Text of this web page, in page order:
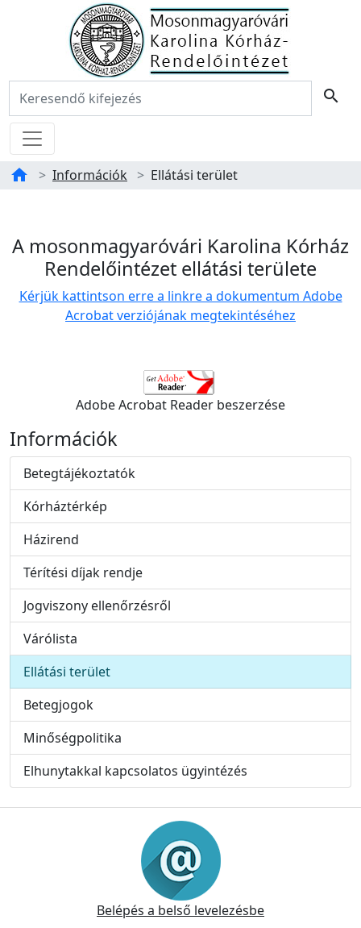
Főoldal
Keresés: search
Menü
home Információk Ellátási terület
Ellátási terület
A mosonmagyaróvári Karolina Kórház
Rendelőintézet ellátási területe
Kérjük kattintson erre a linkre a dokumentum Adobe
Acrobat verziójának megtekintéséhez
Adobe Acrobat Reader beszerzése
Információk
Betegtájékoztatók
Kórháztérkép
Házirend
Térítési díjak rendje
Jogviszony ellenőrzésről
Várólista
Ellátási terület
Betegjogok
Minőségpolitika
Elhunytakkal kapcsolatos ügyintézés
Belépés a belső levelezésbe